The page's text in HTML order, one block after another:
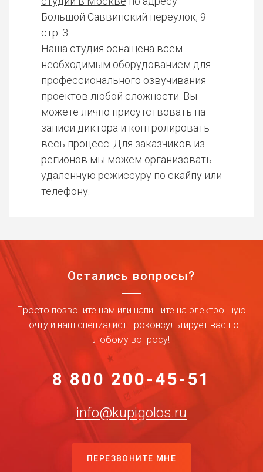
Большой Саввинский переулок, 9
стр. 3.
Наша студия оснащена всем
необходимым оборудованием для
профессионального озвучивания
проектов любой сложности. Вы
можете лично присутствовать на
записи диктора и контролировать
весь процесс. Для заказчиков из
регионов мы можем организовать
удаленную режиссуру по скайпу или
телефону.
Остались вопросы?
Просто позвоните нам или напишите на электронную
почту и наш специалист проконсультирует вас по
любому вопросу!
8 800 200-45-51
info@kupigolos.ru
ПЕРЕЗВОНИТЕ МНЕ